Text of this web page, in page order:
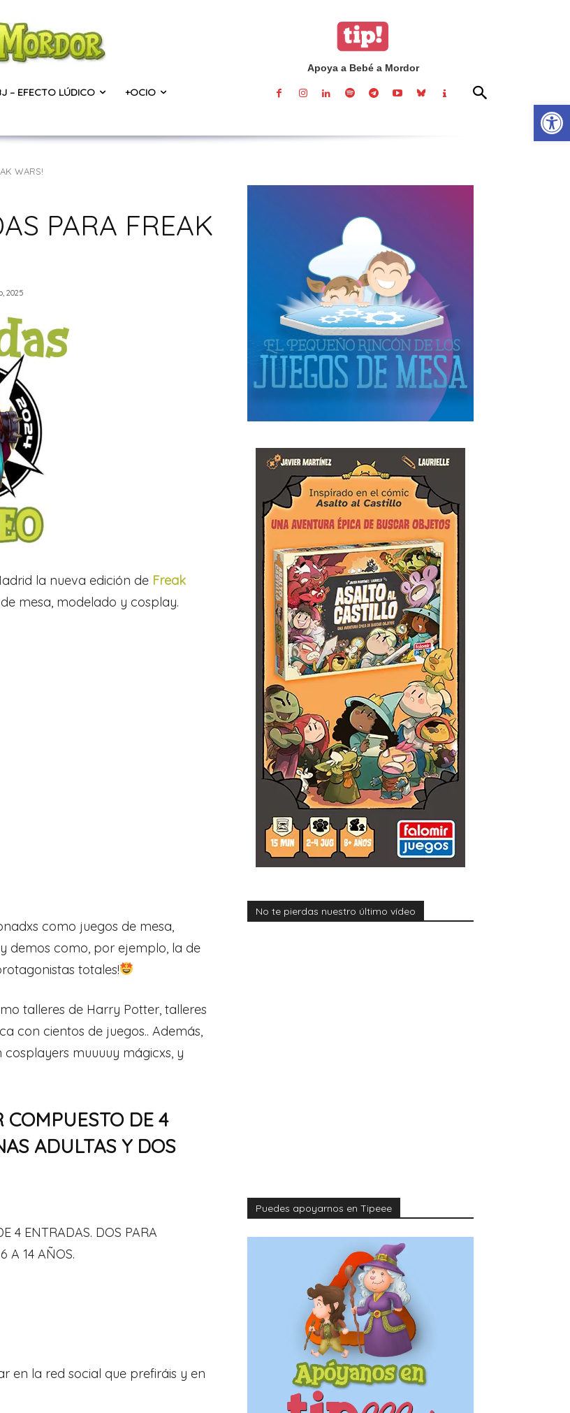
Apoya a Bebé a Mordor
– EFECTO LÚDICO +OCIO
WARS!
PARA FREAK
2025
la nueva edición de Freak
mesa, modelado y cosplay.
como juegos de mesa,
demos como, por ejemplo, la de
totales!
talleres de Harry Potter, talleres
con cientos de juegos.. Además,
muuuuy mágicxs, y
COMPUESTO DE 4
ADULTAS Y DOS
4 ENTRADAS. DOS PARA
A 14 AÑOS.
en la red social que prefiráis y en
No te pierdas nuestro último vídeo
Puedes apoyarnos en Tipeee